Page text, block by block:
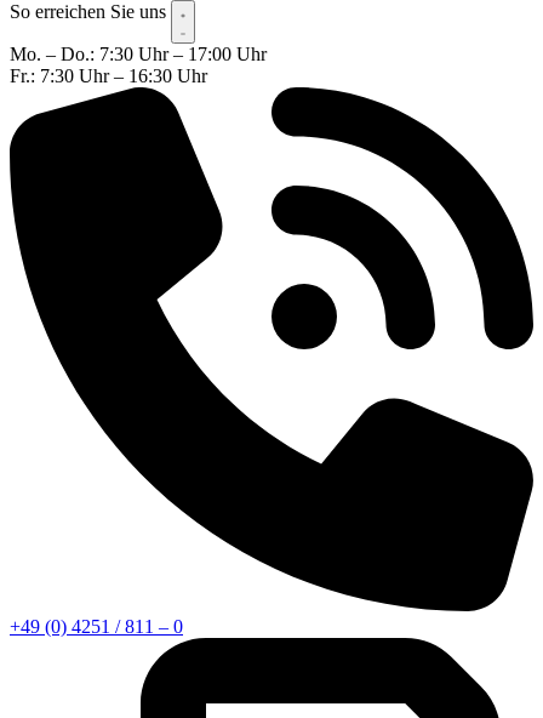
So erreichen Sie uns
Mo. – Do.: 7:30 Uhr – 17:00 Uhr
Fr.: 7:30 Uhr – 16:30 Uhr
+49 (0) 4251 / 811 – 0